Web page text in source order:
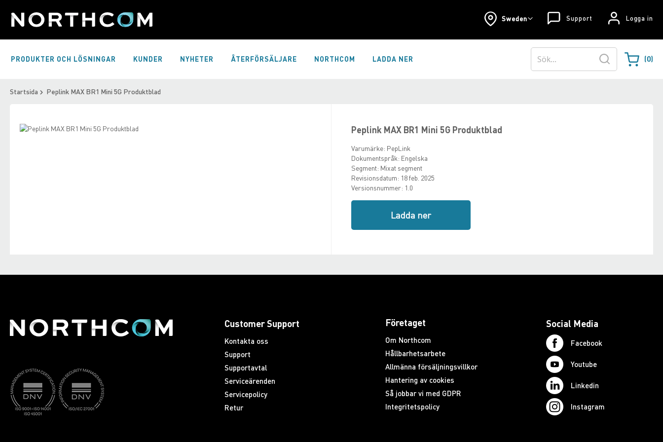
Logga in
Support
Skip
Sweden
PRODUKTER OCH LÖSNINGAR KUNDER NYHETER ÅTERFÖRSÄLJARE NORTHCOM LADDA NER Varukorgen
0
Sök
Startsida Peplink MAX BR1 Mini 5G Produktblad
Peplink MAX BR1 Mini 5G Produktblad
Varumärke: PepLink
Dokumentspråk: Engelska
Segment: Mixat segment
Revisionsdatum: 18 feb. 2025
Versionsnummer: 1.0
Ladda ner
Skip
Customer Support
Kontakta oss
Support
Supportavtal
Serviceärenden
Servicepolicy
Retur
Företaget
Om Northcom
Hållbarhetsarbete
Allmänna försäljningsvillkor
Hantering av cookies
Så jobbar vi med GDPR
Integritetspolicy
Social Media
Facebook
Youtube
Linkedin
Instagram